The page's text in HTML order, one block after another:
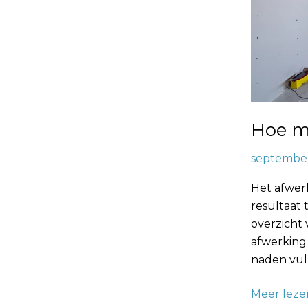
Hoe
Het
resultaat
overzicht
afwerking
naden
Meer